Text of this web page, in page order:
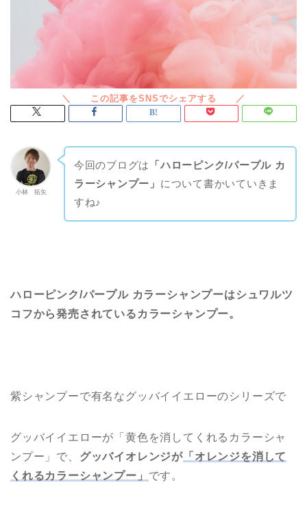
小林 拓矢
今回のブログは
「ハローピンク/パープル カ
ラーシャンプー」 について書かいていきま
すね♪
ハローピンク/パープル カラーシャンプーはシュワルツ
コフから発売されているカラーシャンプー。
紫シャンプーで有名なグッバイイエローのシリーズで
グッバイイエローが「黄色を消してくれるカラーシャ
ンプー」で、 グッバイオレンジが 「オレンジを消して
くれるカラーシャンプー」 です。